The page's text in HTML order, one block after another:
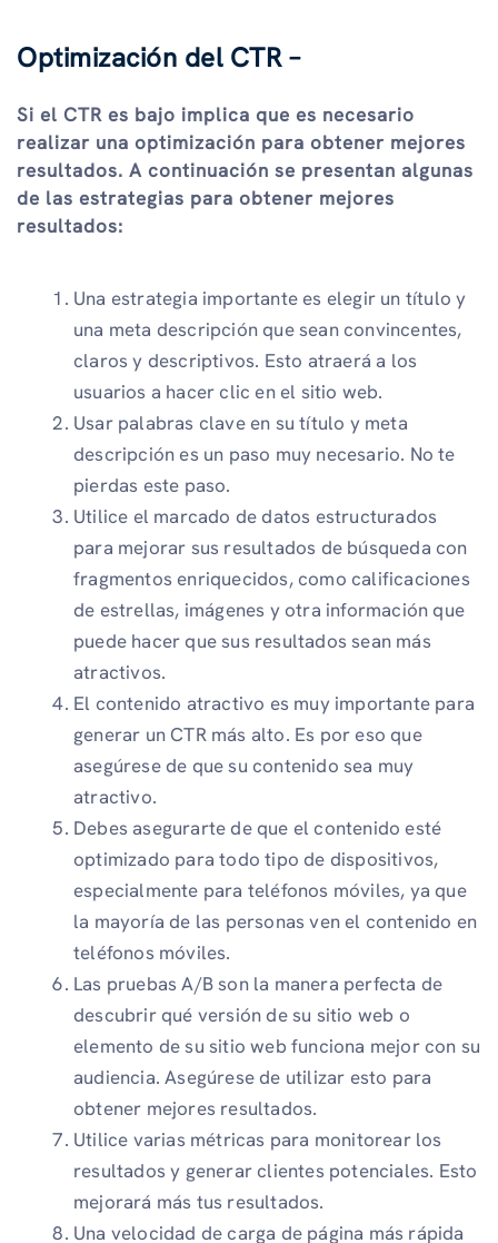
Optimización del CTR –
Si el CTR es bajo implica que es necesario
realizar una optimización para obtener mejores
resultados. A continuación se presentan algunas
de las estrategias para obtener mejores
resultados:
Una estrategia importante es elegir un título y
una meta descripción que sean convincentes,
claros y descriptivos. Esto atraerá a los
usuarios a hacer clic en el sitio web.
Usar palabras clave en su título y meta
descripción es un paso muy necesario. No te
pierdas este paso.
Utilice el marcado de datos estructurados
para mejorar sus resultados de búsqueda con
fragmentos enriquecidos, como calificaciones
de estrellas, imágenes y otra información que
puede hacer que sus resultados sean más
atractivos.
El contenido atractivo es muy importante para
generar un CTR más alto. Es por eso que
asegúrese de que su contenido sea muy
atractivo.
Debes asegurarte de que el contenido esté
optimizado para todo tipo de dispositivos,
especialmente para teléfonos móviles, ya que
la mayoría de las personas ven el contenido en
teléfonos móviles.
Las pruebas A/B son la manera perfecta de
descubrir qué versión de su sitio web o
elemento de su sitio web funciona mejor con su
audiencia. Asegúrese de utilizar esto para
obtener mejores resultados.
Utilice varias métricas para monitorear los
resultados y generar clientes potenciales. Esto
mejorará más tus resultados.
Una velocidad de carga de página más rápida